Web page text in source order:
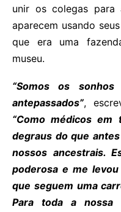
unir os colegas para
aparecem usando
que era uma
museu.
“Somos os
antepassados”,
“Como médicos em
degraus do que
nossos ancestrais.
poderosa e me
que seguem uma
Para toda a nossa